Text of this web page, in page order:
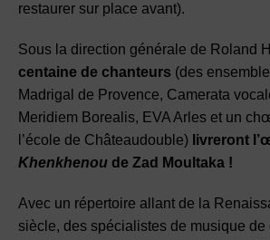
restaurer sur place avant).
Sous la direction générale de Roland
centaine de chanteurs (des
Madrigal de Provence, Camerata
Meridiem Borealis, EVA Arles et un
l’école de Châteaudouble) livreront
Khenkhenou de Zad Moultaka !
Avec un répertoire allant de la
siècle, des spécialistes de musique de